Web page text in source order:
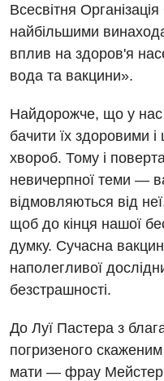
Всесвітня
найбільшими
вплив на здоров'я
вода та вакцини».
Найдорожче, що у
бачити їх здоровими
хвороб. Тому і
невичерпної теми —
відмовляються від
щоб до кінця нашої
думку. Сучасна
наполегливої
безстрашності.
До Луї Пастера з
погризеного
мати — фрау Мейстер